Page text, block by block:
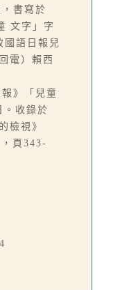
書寫於
文字」字
國語日報兒
電）賴西
》「兒童
。收錄於
檢視》
，頁343-